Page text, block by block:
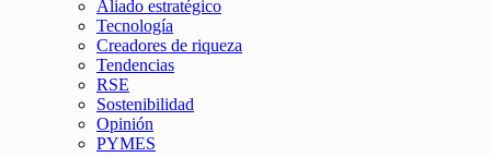
Aliado estratégico
Tecnología
Creadores de riqueza
Tendencias
RSE
Sostenibilidad
Opinión
PYMES